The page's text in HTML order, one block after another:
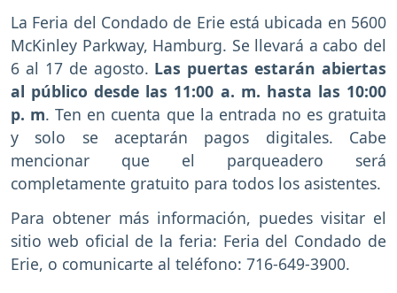
La Feria del Condado de Erie está ubicada en 5600
McKinley Parkway, Hamburg. Se llevará a cabo del
6 al 17 de agosto. Las puertas estarán abiertas
al público desde las 11:00 a. m. hasta las 10:00
p. m. Ten en cuenta que la entrada no es gratuita
y solo se aceptarán pagos digitales. Cabe
mencionar que el parqueadero será
completamente gratuito para todos los asistentes.
Para obtener más información, puedes visitar el
sitio web oficial de la feria: Feria del Condado de
Erie, o comunicarte al teléfono: 716-649-3900.